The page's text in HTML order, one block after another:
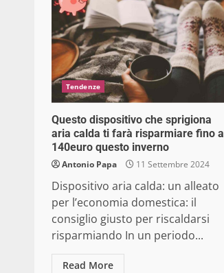
Tendenze
Questo dispositivo che sprigiona
aria calda ti farà risparmiare fino a
140euro questo inverno
Antonio Papa 11 Settembre 2024
Dispositivo aria calda: un alleato
per l’economia domestica: il
consiglio giusto per riscaldarsi
risparmiando In un periodo...
Read More